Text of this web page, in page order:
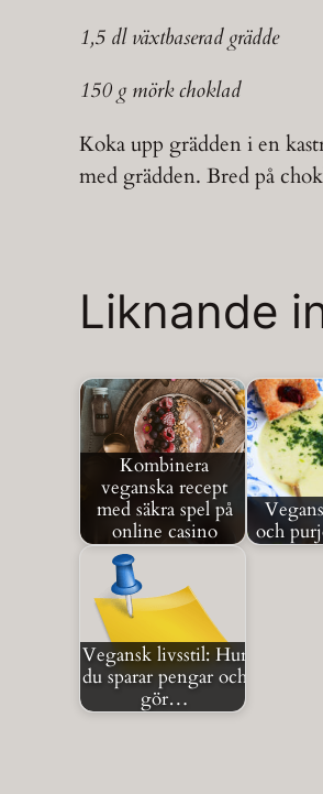
1,5 dl växtbaserad grädde
150 g mörk choklad
Koka upp grädden i en
med grädden. Bred på
Liknande
Kombinera
veganska recept
med säkra spel på
online casino
och
Vegansk livsstil: Hur
du sparar pengar och
gör…